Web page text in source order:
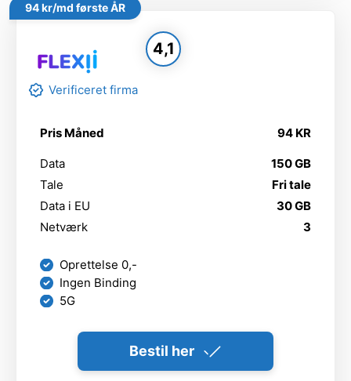
94 kr/md første ÅR
4,1
Verificeret firma
Pris Måned 94 KR
Data
150 GB
Tale
Fri tale
Data i EU
30 GB
Netværk
3
Oprettelse 0,-
Ingen Binding
5G
Bestil her